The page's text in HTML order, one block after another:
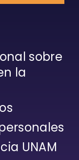
sobre
la
UNAM